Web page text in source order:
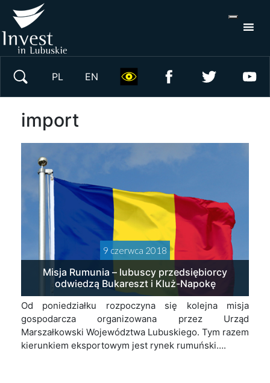
PL EN
import
9 czerwca 2018
Misja Rumunia – lubuscy przedsiębiorcy
odwiedzą Bukareszt i Kluż-Napokę
Od poniedziałku rozpoczyna się kolejna misja
gospodarcza organizowana przez Urząd
Marszałkowski Województwa Lubuskiego. Tym razem
kierunkiem eksportowym jest rynek rumuński….
Wyszukaj w serwisie